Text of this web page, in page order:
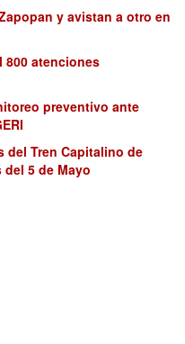
y avistan a otro en
800 atenciones
preventivo ante
del Tren Capitalino de
5 de Mayo